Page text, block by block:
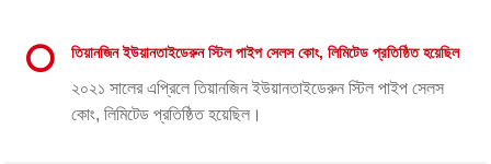
তিয়ানজিন ইউয়ানতাইডেরুন স্টিল পাইপ সেলস কোং, লিমিটেড প্রতিষ্ঠিত হয়েছিল
২০২১ সালের এপ্রিলে তিয়ানজিন ইউয়ানতাইডেরুন স্টিল পাইপ সেলস
কোং, লিমিটেড প্রতিষ্ঠিত হয়েছিল।